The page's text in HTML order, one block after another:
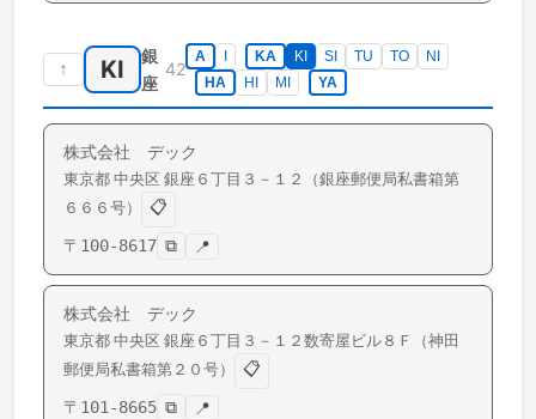
↑ KI
銀
座
42
A KA KI SI TU TO
NI
HA
HI MI YA
株式会社 デック
東京都 中央区 銀座 ６丁目３－１２（銀座郵便局私書箱第
６６６号）
📋
〒 100-8617 ⧉ 📍
株式会社 デック
東京都 中央区 銀座 ６丁目３－１２数寄屋ビル８Ｆ（神田
郵便局私書箱第２０号）
📋
〒 101-8665 ⧉ 📍